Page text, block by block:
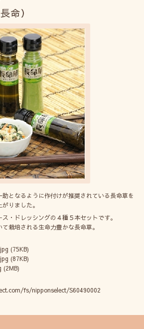
命）
となるように作付けが推奨されている長命草を
りました。
・ドレッシングの４種５本セットです。
栽培される生命力豊かな長命草。
(75KB)
(87KB)
(2MB)
fs/nipponselect/S60490002